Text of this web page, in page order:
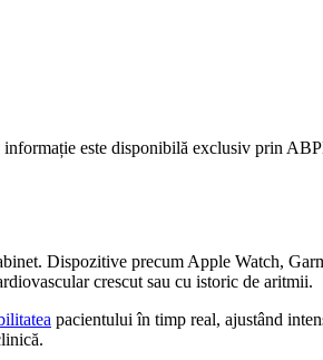
este disponibilă exclusiv prin
Dispozitive precum Apple Watch,
crescut sau cu istoric de aritmii.
pacientului în timp real, ajustând